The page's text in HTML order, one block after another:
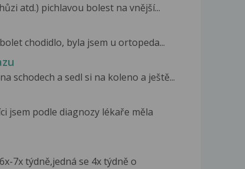
atd.) pichlavou bolest na vnější...
chodidlo, byla jsem u ortopeda...
schodech a sedl si na koleno a ještě...
jsem podle diagnozy lékaře měla
7x týdně,jedná se 4x týdně o